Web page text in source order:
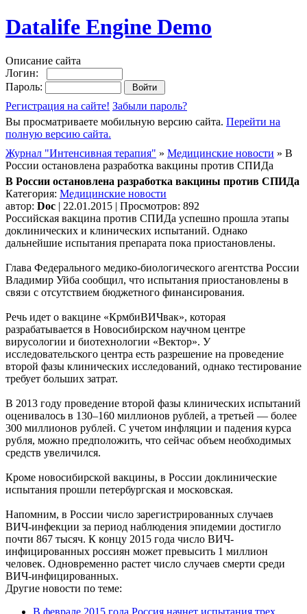
Datalife Engine Demo
Описание сайта
Логин:
Пароль:
Регистрация на сайте! Забыли пароль?
Вы просматриваете мобильную версию сайта. Перейти на
полную версию сайта.
Журнал "Интенсивная терапия" » Медицинские новости » В
России остановлена разработка вакцины против СПИДа
В России остановлена разработка вакцины против СПИДа
Категория: Медицинские новости
автор: Doc | 22.01.2015 | Просмотров: 892
Российская вакцина против СПИДа успешно прошла этапы
доклинических и клинических испытаний. Однако
дальнейшие испытания препарата пока приостановлены.
Глава Федерального медико-биологического агентства России
Владимир Уйба сообщил, что испытания приостановлены в
связи с отсутствием бюджетного финансирования.
Речь идет о вакцине «КрмбиВИЧвак», которая
разрабатывается в Новосибирском научном центре
вирусологии и биотехнологии «Вектор». У
исследовательского центра есть разрешение на проведение
второй фазы клинических исследований, однако тестирование
требует больших затрат.
В 2013 году проведение второй фазы клинических испытаний
оценивалось в 130–160 миллионов рублей, а третьей — более
300 миллионов рублей. С учетом инфляции и падения курса
рубля, можно предположить, что сейчас объем необходимых
средств увеличился.
Кроме новосибирской вакцины, в России доклинические
испытания прошли петербургская и московская.
Напомним, в России число зарегистрированных случаев
ВИЧ-инфекции за период наблюдения эпидемии достигло
почти 867 тысяч. К концу 2015 года число ВИЧ-
инфицированных россиян может превысить 1 миллион
человек. Одновременно растет число случаев смерти среди
ВИЧ-инфицированных.
Другие новости по теме:
В феврале 2015 года Россия начнет испытания трех